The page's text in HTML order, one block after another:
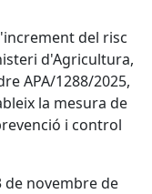
del risc
d'Agricultura,
APA/1288/2025,
la mesura de
i control
de novembre de